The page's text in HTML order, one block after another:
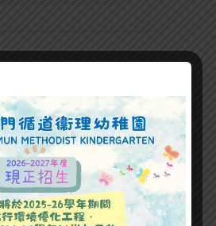
+ Add to Google Calendar
+ iCal / Outlook export